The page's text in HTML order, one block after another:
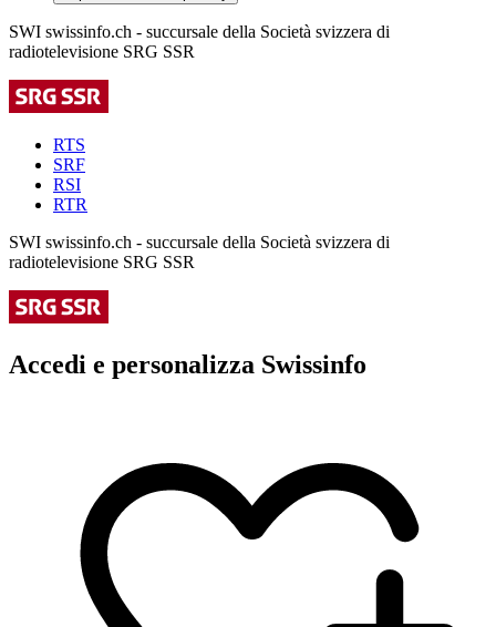
SWI swissinfo.ch - succursale della Società svizzera di
radiotelevisione SRG SSR
RTS
SRF
RSI
RTR
SWI swissinfo.ch - succursale della Società svizzera di
radiotelevisione SRG SSR
Accedi e personalizza Swissinfo